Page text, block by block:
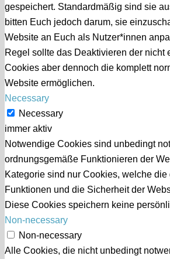
gespeichert. Standardmäßig sind sie
bitten Euch jedoch darum, sie
Website an Euch als Nutzer*innen
Regel sollte das Deaktivieren der nicht
Cookies aber dennoch die komplett
Website ermöglichen.
Necessary
Necessary
immer aktiv
Notwendige Cookies sind unbedingt
ordnungsgemäße Funktionieren der
Kategorie sind nur Cookies, welche
Funktionen und die Sicherheit der
Diese Cookies speichern keine
Non-necessary
Non-necessary
Alle Cookies, die nicht unbedingt